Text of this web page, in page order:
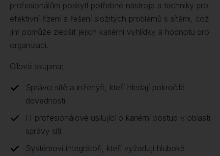
profesionálům poskytl potřebné nástroje a techniky pro
efektivní řízení a řešení složitých problémů s sítěmi, což
jim pomůže zlepšit jejich kariérní vyhlídky a hodnotu pro
organizaci.
Cílová skupina:
Správci sítě a inženýři, kteří hledají pokročilé
dovednosti
IT profesionálové usilující o kariérní postup v oblasti
správy sítí
Systémoví integrátoři, kteří vyžadují hluboké